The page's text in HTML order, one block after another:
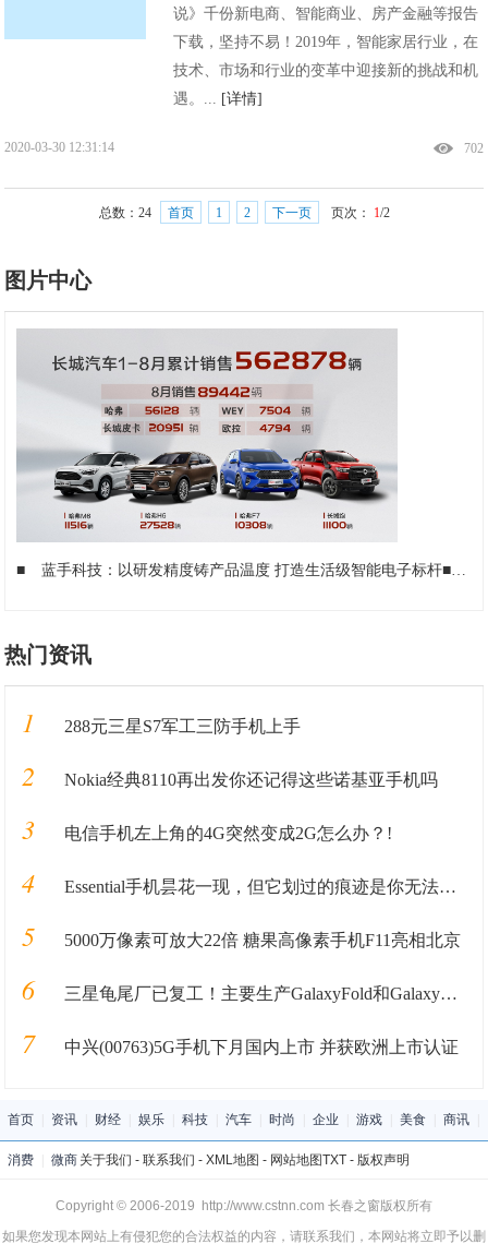
说》千份新电商、智能商业、房产金融等报告
下载，坚持不易！2019年，智能家居行业，在
技术、市场和行业的变革中迎接新的挑战和机
遇。... [详情]
702
2020-03-30 12:31:14
总数： 24 首页 1 2 下一页 页次： 1/2
图片中心
■ 蓝手科技：以研发精度铸产品温度 打造生活级智能电子标杆■
热门资讯
1 288元三星S7军工三防手机上手
2 Nokia经典8110再出发你还记得这些诺基亚手机吗
3 电信手机左上角的4G突然变成2G怎么办？!
4 Essential手机昙花一现，但它划过的痕迹是你无法追寻的
5 5000万像素可放大22倍 糖果高像素手机F11亮相北京
6 三星龟尾厂已复工！主要生产GalaxyFold和GalaxyZFlip
7 中兴(00763)5G手机下月国内上市 并获欧洲上市认证
首页 资讯 财经 娱乐 科技 汽车 时尚 企业 游戏 美食 商讯
消费 微商 关于我们 - 联系我们 - XML地图 - 网站地图TXT- 版权声明
Copyright © 2006-2019 http://www.cstnn.com 长春之窗版权所有
如果您发现本网站上有侵犯您的合法权益的内容，请联系我们，本网站将立即予以删